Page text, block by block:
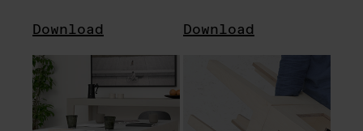
Download Download